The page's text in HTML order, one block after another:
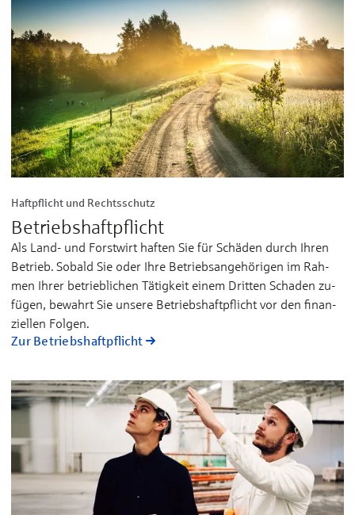
Haftpflicht und Rechtsschutz
Betriebshaftpflicht
Als Land- und Forst­wirt haf­ten Sie für Schä­den durch Ih­ren
Be­trieb. So­bald Sie oder Ih­re Be­triebs­­an­ge­hö­ri­gen im Rah­
men Ih­rer be­­trieb­­li­chen Tä­tig­keit ei­nem Drit­ten Scha­den zu­
fü­gen, be­wahrt Sie un­se­re Be­triebs­­haft­pflicht vor den fi­nan­
ziel­len Fol­gen.
Zur Betriebshaftpflicht